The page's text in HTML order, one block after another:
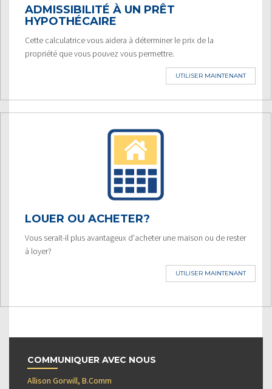
ADMISSIBILITÉ À UN PRÊT
HYPOTHÉCAIRE
Cette calculatrice vous aidera à déterminer le prix de la
propriété que vous pouvez vous permettre.
UTILISER MAINTENANT
LOUER OU ACHETER?
Vous serait-il plus avantageux d'acheter une maison ou de rester
à loyer?
UTILISER MAINTENANT
COMMUNIQUER AVEC NOUS
Allison Gorwill, B.Comm